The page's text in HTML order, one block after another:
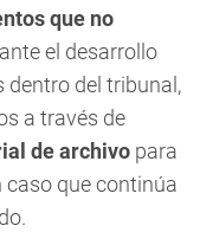
que no
el desarrollo
dentro del tribunal,
a través de
de archivo para
que continúa